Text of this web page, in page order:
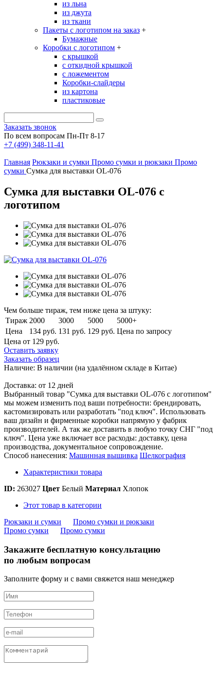
из льна
из джута
из ткани
Пакеты с логотипом на заказ +
Бумажные
Коробки с логотипом +
с крышкой
с откидной крышкой
с ложементом
Коробки-слайдеры
из картона
пластиковые
Заказать звонок
По всем вопросам Пн-Пт 8-17
+7 (499) 348-11-41
Главная Рюкзаки и сумки Промо сумки и рюкзаки Промо
сумки Сумка для выставки OL-076
Сумка для выставки OL-076 с
логотипом
Чем больше тираж, тем ниже цена за штуку:
Тираж 2000 3000 5000
5000+
Цена
134 руб. 131 руб. 129 руб. Цена по запросу
Цена от 129 руб.
Оставить заявку
Заказать образец
Наличие: В наличии (на удалённом складе в Китае)
Доставка: от 12 дней
Выбранный товар "Сумка для выставки OL-076 с логотипом"
мы можем изменить под ваши потребности: брендировать,
кастомизировать или разработать "под ключ". Использовать
ваш дизайн и фирменные коробки напрямую у фабрик
производителей. А так же доставить в любую точку СНГ "под
ключ". Цена уже включает все расходы: доставку, цена
производства, документальное сопровождение.
Способ нанесения: Машинная вышивка Шелкография
Характеристики товара
ID: 263027 Цвет Белый Материал Хлопок
Этот товар в категории
Рюкзаки и сумки
Промо сумки и рюкзаки
Промо сумки
Промо сумки
Закажите бесплатную консультацию
по любым вопросам
Заполните форму и с вами свяжется наш менеджер